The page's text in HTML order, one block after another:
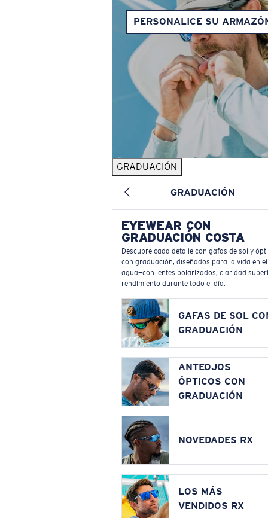
PERSONALICE SU
GRADUACIÓN
GRADUACIÓN
EYEWEAR CON
GRADUACIÓN COSTA
Descubre cada detalle con gafas de sol y
con graduación, diseñados para la vida en el
agua—con lentes polarizados, claridad
rendimiento durante todo el día.
GAFAS DE SOL
GRADUACIÓN
ANTEOJOS
ÓPTICOS CON
GRADUACIÓN
NOVEDADES RX
LOS MÁS
VENDIDOS RX